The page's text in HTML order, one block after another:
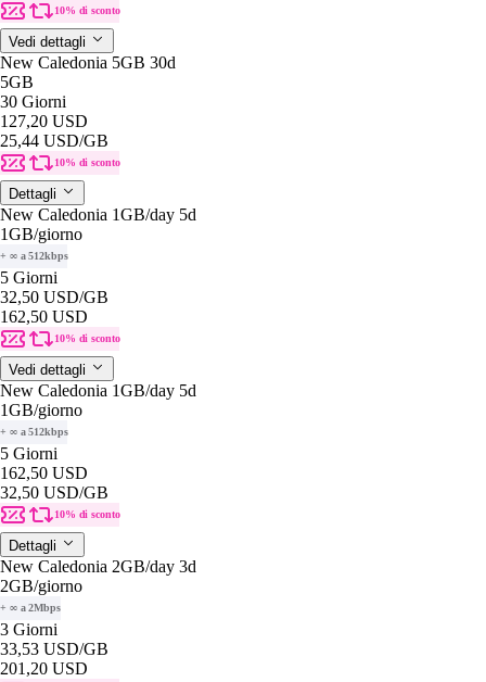
10% di sconto
Vedi dettagli
New Caledonia 5GB 30d
5GB
30 Giorni
127,20 USD
25,44 USD/GB
10% di sconto
Dettagli
New Caledonia 1GB/day 5d
1GB/giorno
+ ∞ a 512kbps
5 Giorni
32,50 USD/GB
162,50 USD
10% di sconto
Vedi dettagli
New Caledonia 1GB/day 5d
1GB/giorno
+ ∞ a 512kbps
5 Giorni
162,50 USD
32,50 USD/GB
10% di sconto
Dettagli
New Caledonia 2GB/day 3d
2GB/giorno
+ ∞ a 2Mbps
3 Giorni
33,53 USD/GB
201,20 USD